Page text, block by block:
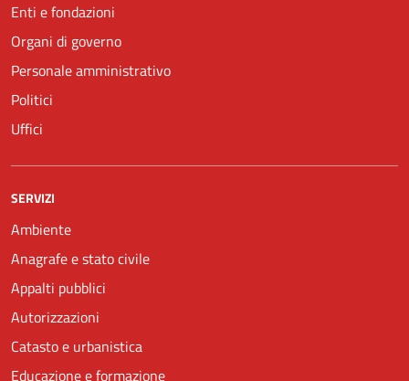
Enti e fondazioni
Organi di governo
Personale amministrativo
Politici
Uffici
SERVIZI
Ambiente
Anagrafe e stato civile
Appalti pubblici
Autorizzazioni
Catasto e urbanistica
Educazione e formazione